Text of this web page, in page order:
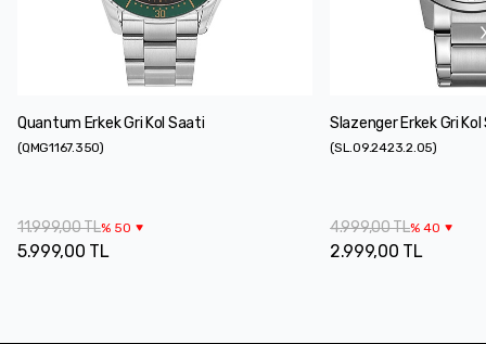
Quantum Erkek Gri Kol Saati
(QMG1167.350)
11.999,00 TL% 50
5.999,00 TL
Slazenger Erkek Gri
(SL.09.2423.2.05)
4.999,00 TL% 40
2.999,00 TL